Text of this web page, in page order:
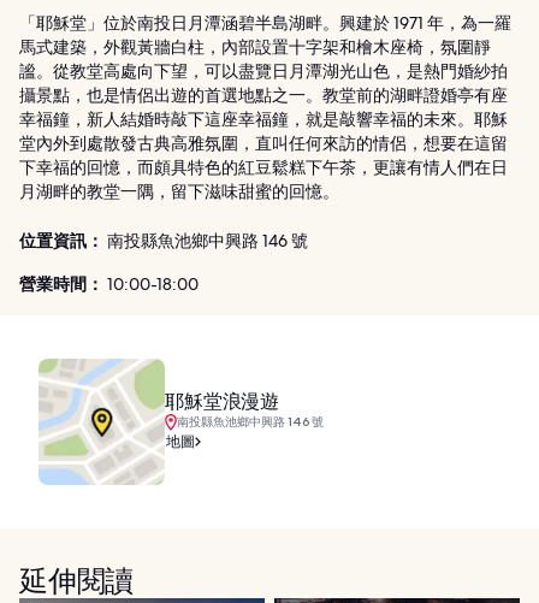
「耶穌堂」位於南投日月潭涵碧半島湖畔。興建於 1971 年，為一羅
馬式建築，外觀黃牆白柱，內部設置十字架和檜木座椅，氛圍靜
謐。從教堂高處向下望，可以盡覽日月潭湖光山色，是熱門婚紗拍
攝景點，也是情侶出遊的首選地點之一。教堂前的湖畔證婚亭有座
幸福鐘，新人結婚時敲下這座幸福鐘，就是敲響幸福的未來。耶穌
堂內外到處散發古典高雅氛圍，直叫任何來訪的情侶，想要在這留
下幸福的回憶，而頗具特色的紅豆鬆糕下午茶，更讓有情人們在日
月湖畔的教堂一隅，留下滋味甜蜜的回憶。
位置資訊： 南投縣魚池鄉中興路 146 號
營業時間： 10:00-18:00
耶穌堂浪漫遊
南投縣魚池鄉中興路 146 號
地圖
延伸閱讀